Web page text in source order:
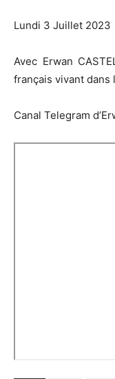
Lundi 3 Juillet 2023
Avec Erwan
français vivant dans
Canal Telegram